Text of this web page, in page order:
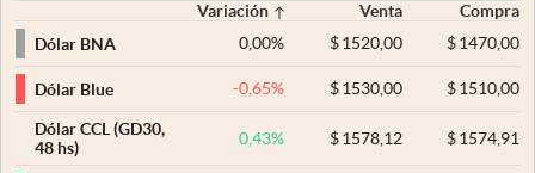
Variación Venta
Compra
Dólar BNA
0,00% $ 1520,00 $1470,00
Dólar Blue -0,65% $ 1530,00 $1510,00
Dólar CCL (GD30,
48 hs)
0,43% $ 1578,12 $1574,91